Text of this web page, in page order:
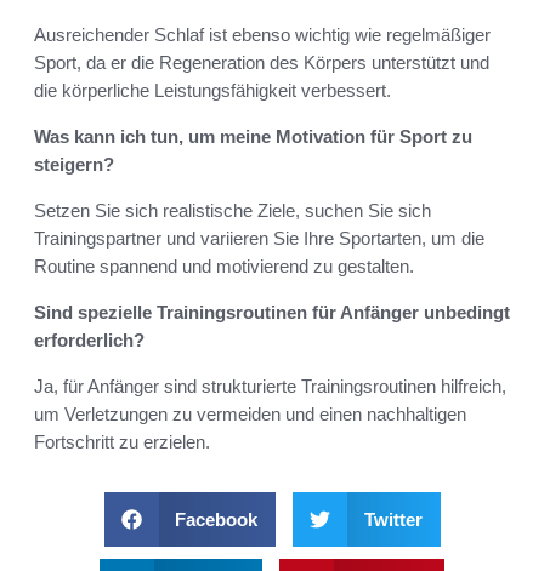
Ausreichender Schlaf ist ebenso wichtig wie regelmäßiger
Sport, da er die Regeneration des Körpers unterstützt und
die körperliche Leistungsfähigkeit verbessert.
Was kann ich tun, um meine Motivation für Sport zu
steigern?
Setzen Sie sich realistische Ziele, suchen Sie sich
Trainingspartner und variieren Sie Ihre Sportarten, um die
Routine spannend und motivierend zu gestalten.
Sind spezielle Trainingsroutinen für Anfänger unbedingt
erforderlich?
Ja, für Anfänger sind strukturierte Trainingsroutinen hilfreich,
um Verletzungen zu vermeiden und einen nachhaltigen
Fortschritt zu erzielen.
Facebook Twitter